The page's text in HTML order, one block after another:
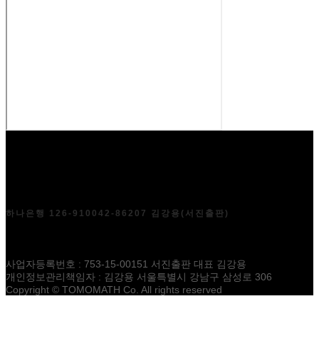
하나은행 126-910042-86207 김강용(서진출판)
사업자등록번호 : 753-15-00151 서진출판 대표 김강용
개인정보관리책임자 : 김강용 서울특별시 강남구 삼성로 306
Copyright © TOMOMATH Co. All rights reserved